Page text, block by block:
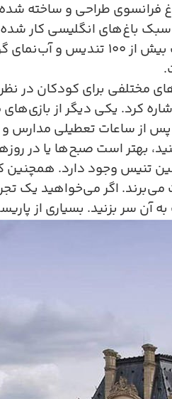
فرانسوی طراحی و ساخته
باغ‌های انگلیسی کار شده‌
بیش از۱۰۰ تندیس و آب‌نمای
.
مختلفی برای کودکان
کرد. یکی دیگر از
از ساعات تعطیلی مدارس و
بهتر است صبح‌ها یا در
تنیس وجود دارد. همچنین
می‌برند. اگر می‌خواهید یک
آن سر بزنید. بسیاری از